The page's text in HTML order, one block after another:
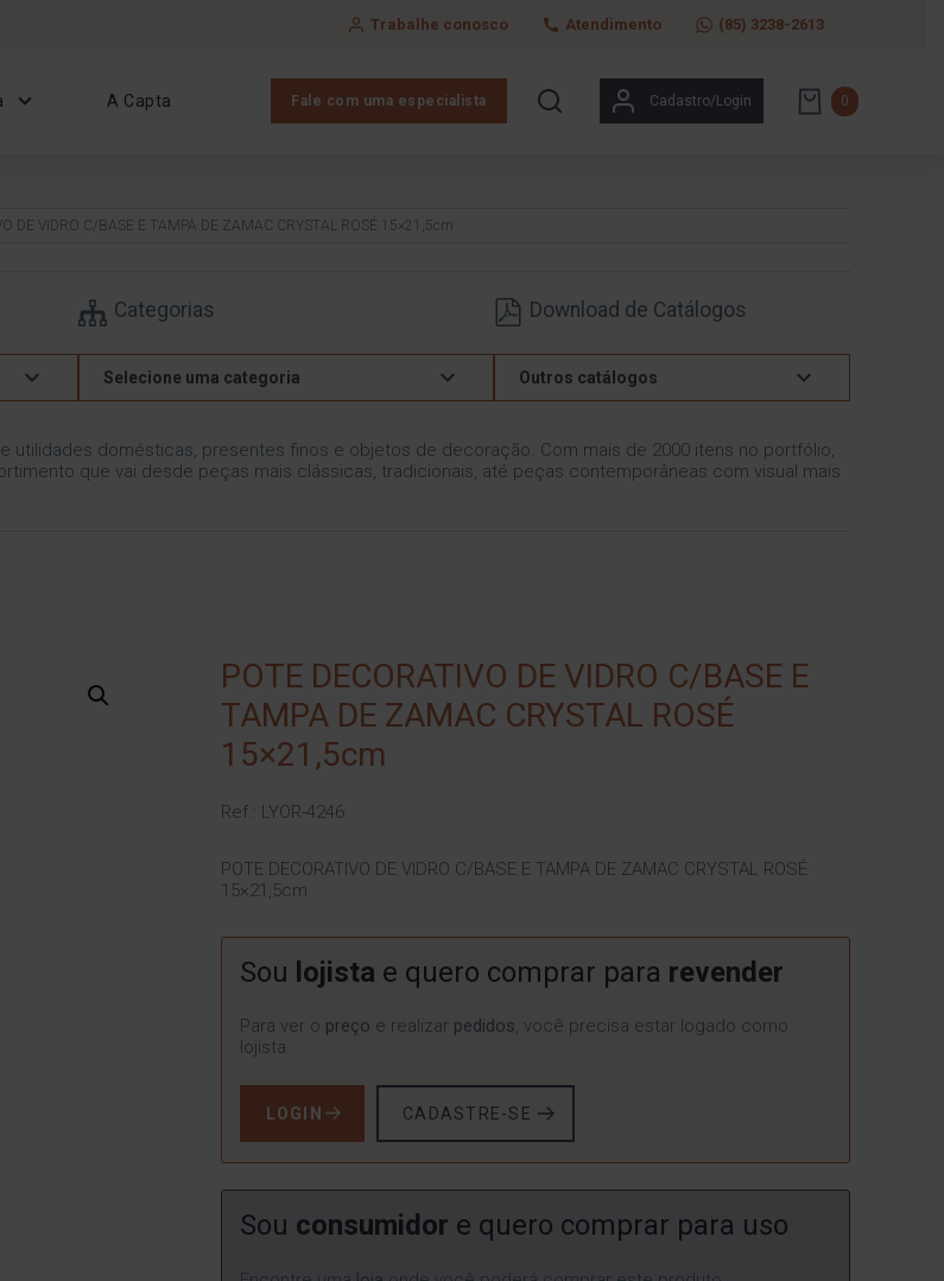
Trabalhe conosco Atendimento (85) 3238-2613
A Capta Fale com uma especialista Cadastro/Login 0
DE VIDRO C/BASE E TAMPA DE ZAMAC CRYSTAL ROSÉ 15×21,5cm
Categorias
Selecione uma categoria
Download de Catálogos
Outros catálogos
utilidades domésticas, presentes finos e objetos de decoração. Com mais de 2000 itens no portfólio,
que vai desde peças mais clássicas, tradicionais, até peças contemporâneas com visual mais
POTE DECORATIVO DE VIDRO C/BASE E
TAMPA DE ZAMAC CRYSTAL ROSÉ
15×21,5cm
Ref.: LYOR-4246
POTE DECORATIVO DE VIDRO C/BASE E TAMPA DE ZAMAC CRYSTAL ROSÉ
15×21,5cm
Sou lojista e quero comprar para revender
Para ver o preço e realizar pedidos, você precisa estar logado como
lojista.
LOGIN CADASTRE-SE
Sou consumidor e quero comprar para uso